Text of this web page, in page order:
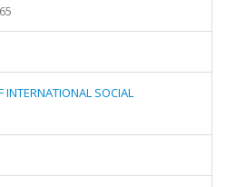
65
INTERNATIONAL SOCIAL